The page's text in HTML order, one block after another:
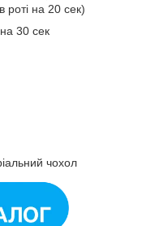
роті на 20 сек)
30 сек
чохол